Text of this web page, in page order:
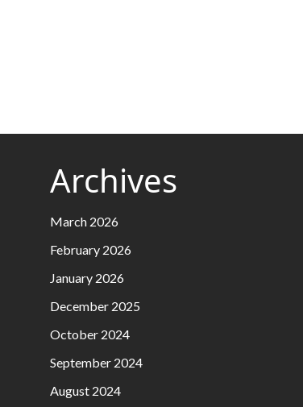
Archives
March 2026
February 2026
January 2026
December 2025
October 2024
September 2024
August 2024